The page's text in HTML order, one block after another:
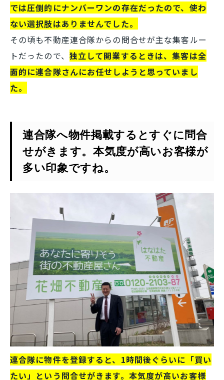
では圧倒的にナンバーワンの存在だったので、使わ
ない選択肢はありませんでした。
その頃も不動産連合隊からの問合せが主な集客ルー
トだったので、 独立して開業するときは、集客は全
面的に連合隊さんにお任せしようと思っていまし
た。
連合隊へ物件掲載するとすぐに問合
せがきます。本気度が高いお客様が
多い印象ですね。
連合隊に物件を登録すると、1時間後ぐらいに「買い
たい」という問合せがきます。本気度が高いお客様